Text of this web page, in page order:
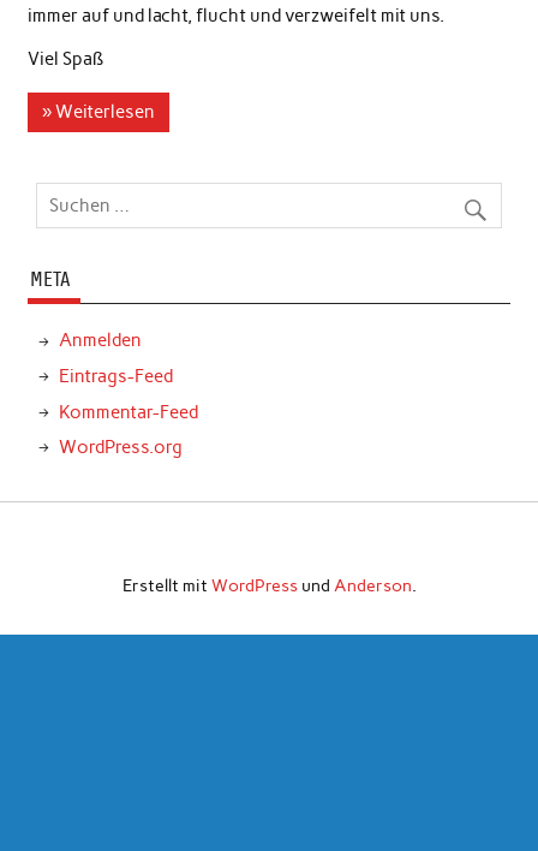
immer auf und lacht, flucht und verzweifelt mit uns.
Viel Spaß
» Weiterlesen
META
Anmelden
Eintrags-Feed
Kommentar-Feed
WordPress.org
Erstellt mit WordPressund Anderson